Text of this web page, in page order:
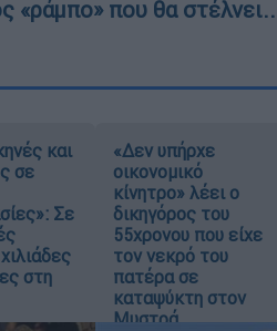
«ράμπο» που θα
και
σε
Σε
στη
«Δεν υπήρχε
οικονομικό
κίνητρο» λέει ο
δικηγόρος του
55χρονου που είχε
τον νεκρό του
πατέρα σε
καταψύκτη στον
Μυστρά